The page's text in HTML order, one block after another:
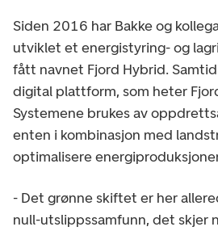
Siden 2016 har Bakke og
utviklet et energistyring- og
fått navnet Fjord Hybrid.
digital plattform, som heter
Systemene brukes av
enten i kombinasjon med
optimalisere
- Det grønne skiftet er her
null-utslippssamfunn, det skjer